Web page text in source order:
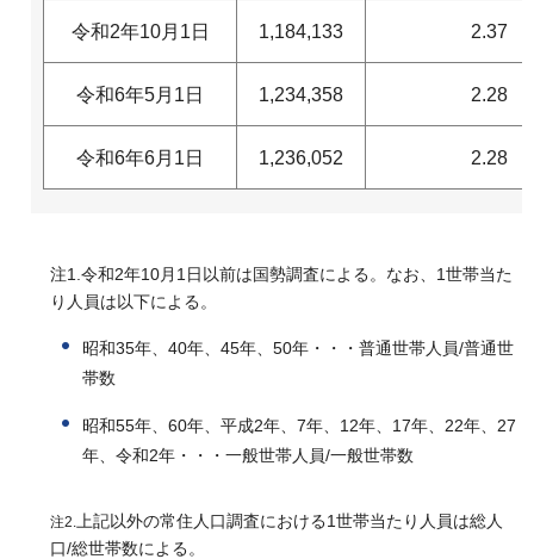
令和2年10月1日 1,184,133 2.37
令和6年5月1日 1,234,358 2.28
令和6年6月1日 1,236,052 2.28
注1.令和2年10月1日以前は国勢調査による。なお、1世帯当た
り人員は以下による。
昭和35年、40年、45年、50年・・・普通世帯人員/普通世
帯数
昭和55年、60年、平成2年、7年、12年、17年、22年、27
年、令和2年・・・一般世帯人員/一般世帯数
注2.
上記以外の常住人口調査における1世帯当たり人員は総人
口/総世帯数による。